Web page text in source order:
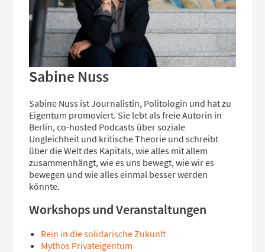
Sabine Nuss
Sabine Nuss ist Journalistin, Politologin und hat zu
Eigentum promoviert. Sie lebt als freie Autorin in
Berlin, co-hosted Podcasts über soziale
Ungleichheit und kritische Theorie und schreibt
über die Welt des Kapitals, wie alles mit allem
zusammenhängt, wie es uns bewegt, wie wir es
bewegen und wie alles einmal besser werden
könnte.
Workshops und Veranstaltungen
Rein in die solidarische Zukunft
Mythos Privateigentum